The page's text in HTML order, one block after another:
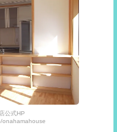
公式HP
onahamahouse